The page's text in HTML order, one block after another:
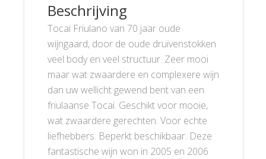
Beschrijving
Tocai Friulano van 70 jaar oude
wijngaard, door de oude druivenstokken
veel body en veel structuur. Zeer mooi
maar wat zwaardere en complexere wijn
dan uw wellicht gewend bent van een
friulaanse Tocai. Geschikt voor mooie,
wat zwaardere gerechten. Voor echte
liefhebbers. Beperkt beschikbaar. Deze
fantastische wijn won in 2005 en 2006